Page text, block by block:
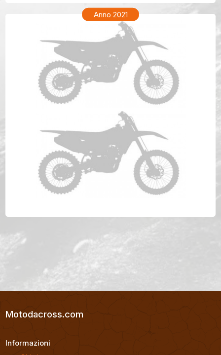
Anno 2021
Motodacross.com
Informazioni